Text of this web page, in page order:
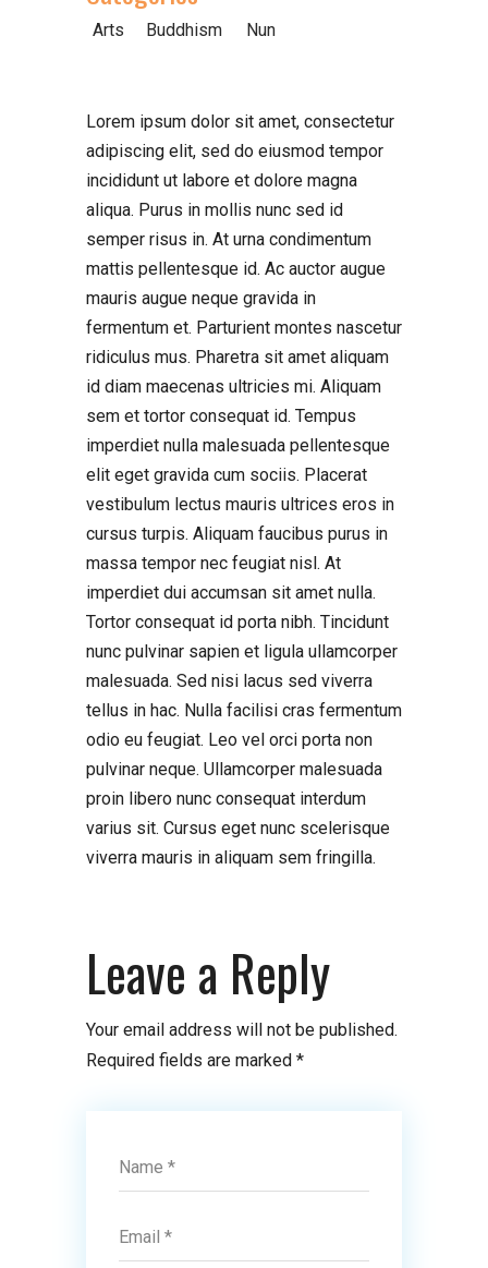
Lorem ipsum dolor sit amet, consectetur
adipiscing elit, sed do eiusmod tempor
incididunt ut labore et dolore magna
aliqua. Purus in mollis nunc sed id
semper risus in. At urna condimentum
mattis pellentesque id. Ac auctor augue
mauris augue neque gravida in
fermentum et. Parturient montes nascetur
ridiculus mus. Pharetra sit amet aliquam
id diam maecenas ultricies mi. Aliquam
sem et tortor consequat id. Tempus
imperdiet nulla malesuada pellentesque
elit eget gravida cum sociis. Placerat
vestibulum lectus mauris ultrices eros in
cursus turpis. Aliquam faucibus purus in
massa tempor nec feugiat nisl. At
imperdiet dui accumsan sit amet nulla.
Tortor consequat id porta nibh. Tincidunt
nunc pulvinar sapien et ligula ullamcorper
malesuada. Sed nisi lacus sed viverra
tellus in hac. Nulla facilisi cras fermentum
odio eu feugiat. Leo vel orci porta non
pulvinar neque. Ullamcorper malesuada
proin libero nunc consequat interdum
varius sit. Cursus eget nunc scelerisque
viverra mauris in aliquam sem fringilla.
Arts Buddhism Nun
Leave a Reply
Your email address will not be published.
Required fields are marked *